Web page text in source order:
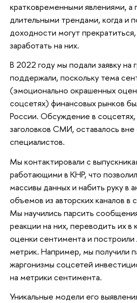
кратковременными явлениями, а
длительными трендами, когда и
доходности могут
заработать на них.
В 2022 году мы подали заявку на
поддержали, поскольку тема
(эмоционально окрашенных
соцсетях) финансовых рынков
России. Обсуждение в соцсетях,
заголовков СМИ, оставалось
специалистов.
Мы контактировали с
работающими в КНР, что
массивы данных и набить руку в
объемов из авторских каналов в
Мы научились парсить
реакции на них, переводить их в
оценки сентимента и построили
метрик. Например, мы получили
жаргонизмы соцсетей
на метрики сентимента.
Уникальные модели его